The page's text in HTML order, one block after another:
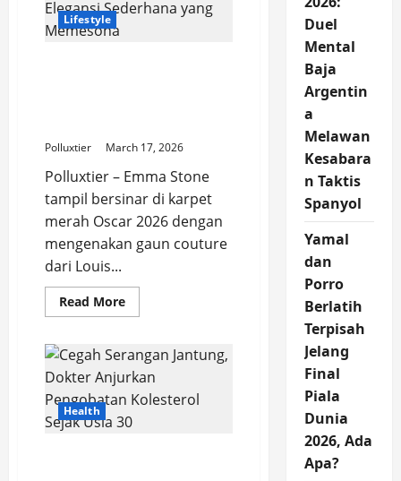
2026:
Lifestyle
Polluxtier March 17, 2026
Polluxtier – Emma Stone
tampil bersinar di karpet
merah Oscar 2026 dengan
mengenakan gaun couture
dari Louis...
Read MoreRead
more
Louis
Vuitton
Emma
Stone
di
Oscar
2026:
Health
Duel
Mental
Baja
Argentin
a
Melawan
Kesabara
n Taktis
Spanyol
Yamal
dan
Porro
Berlatih
Terpisah
Jelang
Final
Piala
Dunia
2026, Ada
Apa?